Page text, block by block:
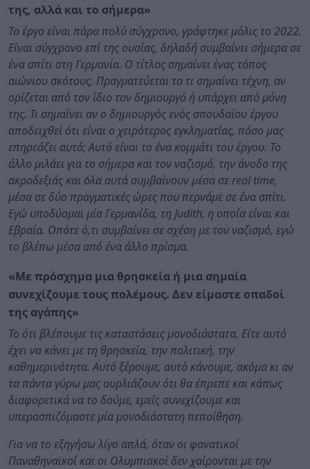
της, αλλά και το σήμερα»
Το έργο είναι πάρα πολύ σύγχρονο, γράφτηκε μόλις το 2022.
Είναι σύγχρονο επί της ουσίας, δηλαδή συμβαίνει σήμερα σε
ένα σπίτι στη Γερμανία. Ο τίτλος σημαίνει ένας τόπος
αιώνιου σκότους. Πραγματεύεται το τι σημαίνει τέχνη, αν
ορίζεται από τον ίδιο τον δημιουργό ή υπάρχει από μόνη
της. Τι σημαίνει αν ο δημιουργός ενός σπουδαίου έργου
αποδειχθεί ότι είναι ο χειρότερος εγκληματίας, πόσο μας
επηρεάζει αυτό; Αυτό είναι το ένα κομμάτι του έργου. Το
άλλο μιλάει για το σήμερα και τον ναζισμό, την άνοδο της
ακροδεξιάς και όλα αυτά συμβαίνουν μέσα σε real time,
μέσα σε δύο πραγματικές ώρες που περνάμε σε ένα σπίτι.
Εγώ υποδύομαι μία Γερμανίδα, τη Judith, η οποία είναι και
Εβραία. Οπότε ό,τι συμβαίνει σε σχέση με τον ναζισμό, εγώ
το βλέπω μέσα από ένα άλλο πρίσμα.
«Με πρόσχημα μια θρησκεία ή μια σημαία
συνεχίζουμε τους πολέμους. Δεν είμαστε οπαδοί
της αγάπης»
Το ότι βλέπουμε τις καταστάσεις μονοδιάστατα. Είτε αυτό
έχει να κάνει με τη θρησκεία, την πολιτική, την
καθημερινότητα. Αυτό ξέρουμε, αυτό κάνουμε, ακόμα κι αν
τα πάντα γύρω μας ουρλιάζουν ότι θα έπρεπε και κάπως
διαφορετικά να το δούμε, εμείς συνεχίζουμε και
υπερασπιζόμαστε μία μονοδιάστατη πεποίθηση.
Για να το εξηγήσω λίγο απλά, όταν οι φανατικοί
Παναθηναϊκοί και οι Ολυμπιακοί δεν χαίρονται με την